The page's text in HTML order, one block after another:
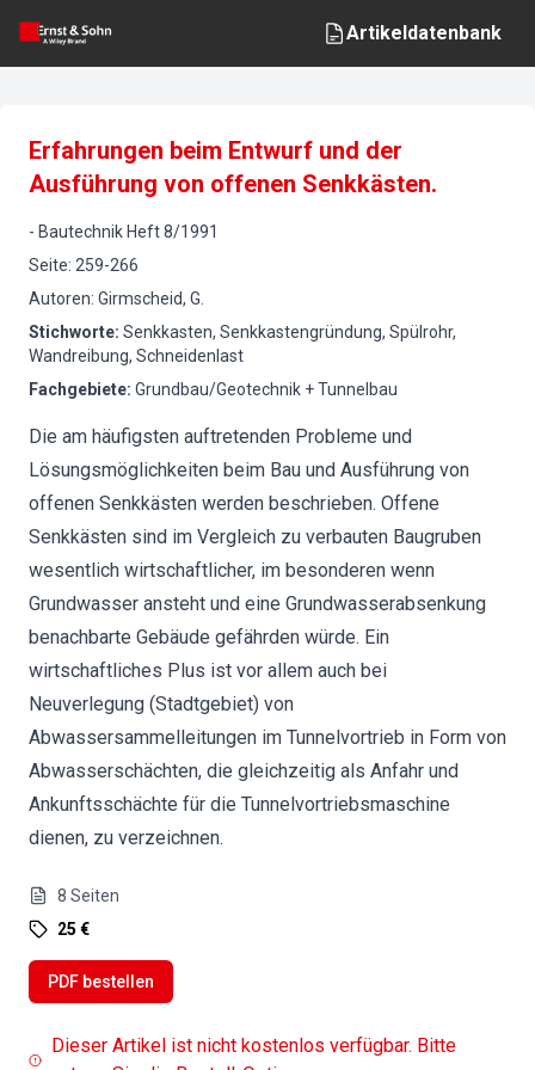
Artikeldatenbank
Erfahrungen beim Entwurf und der
Ausführung von offenen Senkkästen.
- Bautechnik Heft8/1991
Seite: 259-266
Autoren: Girmscheid, G.
Stichworte: Senkkasten, Senkkastengründung, Spülrohr,
Wandreibung, Schneidenlast
Fachgebiete: Grundbau/Geotechnik + Tunnelbau
Die am häufigsten auftretenden Probleme und
Lösungsmöglichkeiten beim Bau und Ausführung von
offenen Senkkästen werden beschrieben. Offene
Senkkästen sind im Vergleich zu verbauten Baugruben
wesentlich wirtschaftlicher, im besonderen wenn
Grundwasser ansteht und eine Grundwasserabsenkung
benachbarte Gebäude gefährden würde. Ein
wirtschaftliches Plus ist vor allem auch bei
Neuverlegung (Stadtgebiet) von
Abwassersammelleitungen im Tunnelvortrieb in Form von
Abwasserschächten, die gleichzeitig als Anfahr und
Ankunftsschächte für die Tunnelvortriebsmaschine
dienen, zu verzeichnen.
8 Seiten
25 €
PDF bestellen
Dieser Artikel ist nicht kostenlos verfügbar. Bitte